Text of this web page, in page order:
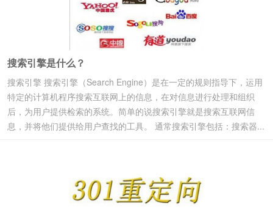
搜索引擎是什么？
搜索引擎 搜索引擎（Search Engine）是在一定的规则指导下，运用
特定的计算机程序搜索互联网上的信息，在对信息进行处理和组织
后，为用户提供检索的系统。简单的说搜索引擎就是搜索互联网信
息，并将他们提供给用户查找的工具。 通常搜索引擎包括：搜索器...